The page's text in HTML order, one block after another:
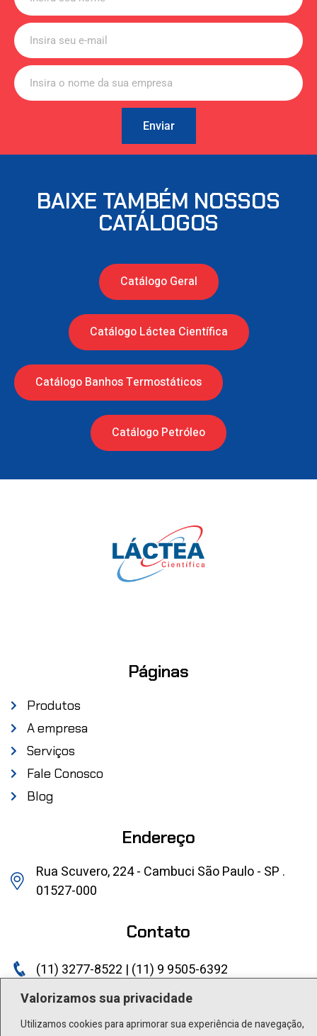
Valorizamos sua privacidade
Utilizamos cookies para aprimorar sua experiência de navegação,
Enviar
BAIXE TAMBÉM NOSSOS
CATÁLOGOS
Catálogo Geral
Catálogo Láctea Científica
Catálogo Banhos Termostáticos
Catálogo Petróleo
Páginas
Produtos
A empresa
Serviços
Fale Conosco
Blog
Endereço
Rua Scuvero, 224 - Cambuci São Paulo - SP .
01527-000
Contato
(11) 3277-8522 | (11) 9 9505-6392
lactea@lactea.com.br